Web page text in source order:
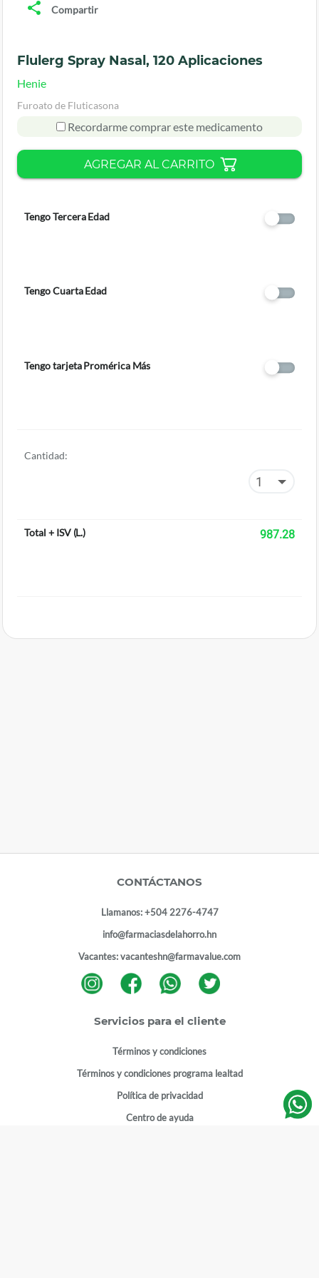
Compartir
Flulerg Spray Nasal, 120 Aplicaciones
Henie
Furoato de Fluticasona
Recordarme comprar este medicamento
AGREGAR AL CARRITO
Tengo Tercera Edad
Tengo Cuarta Edad
Tengo tarjeta Promérica Más
Cantidad:
Total + ISV(L.) 987.28
CONTÁCTANOS
Llamanos:+504 2276-4747
info@farmaciasdelahorro.hn
Vacantes:vacanteshn@farmavalue.com
Servicios para el cliente
Términos y condiciones
Términos y condiciones programa lealtad
Política de privacidad
Centro de ayuda